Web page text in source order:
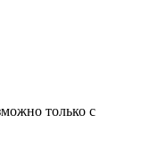
только с